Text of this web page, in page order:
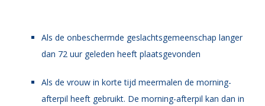
Als de onbeschermde geslachtsgemeenschap langer
dan 72 uur geleden heeft plaatsgevonden
Als de vrouw in korte tijd meermalen de morning-
afterpil heeft gebruikt. De morning-afterpil kan dan in